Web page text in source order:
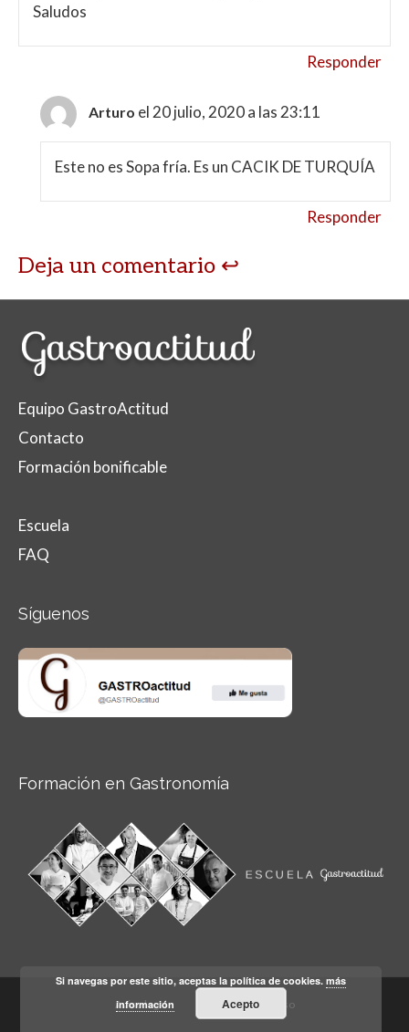
Saludos
Responder
Arturo el 20 julio, 2020 a las 23:11
Este no es Sopa fría. Es un CACIK DE TURQUÍA
Responder
Deja un comentario
Equipo GastroActitud
Contacto
Formación bonificable
Escuela
FAQ
Síguenos
Formación en Gastronomía
Aviso legal Condiciones de Uso
Si navegas por este sitio, aceptas la política de cookies.más
información
Acepto